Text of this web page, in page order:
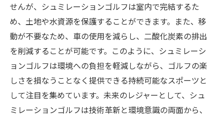
せんが、シュミレーションゴルフは室内で完結するた
め、土地や水資源を保護することができます。また、移
動が不要なため、車の使用を減らし、二酸化炭素の排出
を削減することが可能です。このように、シュミレーシ
ョンゴルフは環境への負担を軽減しながら、ゴルフの楽
しさを損なうことなく提供できる持続可能なスポーツと
して注目を集めています。未来のレジャーとして、シュ
ミレーションゴルフは技術革新と環境意識の両面から、